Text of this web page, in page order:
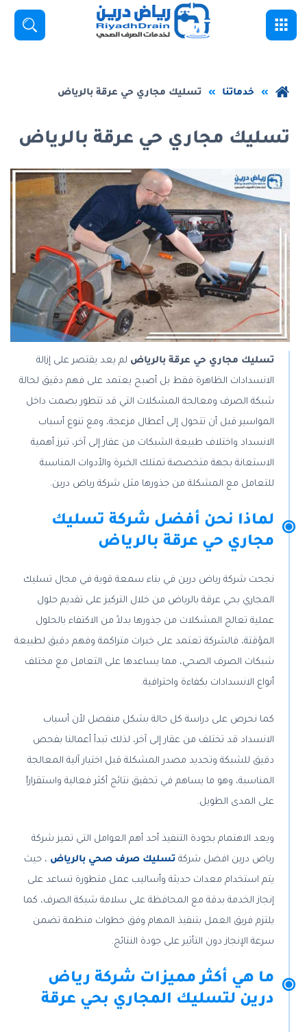
تخطي
الصفحة
الرئيسية
خدماتنا تسليك مجاري حي عرقة بالرياض
تسليك مجاري حي عرقة بالرياض
تسليك مجاري حي عرقة بالرياض لم يعد يقتصر على إزالة
الانسدادات الظاهرة فقط بل أصبح يعتمد على فهم دقيق لحالة
شبكة الصرف ومعالجة المشكلات التي قد تتطور بصمت داخل
المواسير قبل أن تتحول إلى أعطال مزعجة، ومع تنوع أسباب
الانسداد واختلاف طبيعة الشبكات من عقار إلى آخر، تبرز أهمية
الاستعانة بجهة متخصصة تمتلك الخبرة والأدوات المناسبة
للتعامل مع المشكلة من جذورها مثل شركة رياض درين.
لماذا نحن أفضل شركة تسليك
مجاري حي عرقة بالرياض
نجحت شركة رياض درين في بناء سمعة قوية في مجال تسليك
المجاري بحي عرقة بالرياض من خلال التركيز على تقديم حلول
عملية تعالج المشكلات من جذورها بدلاً من الاكتفاء بالحلول
المؤقتة، فالشركة تعتمد على خبرات متراكمة وفهم دقيق لطبيعة
شبكات الصرف الصحي، مما يساعدها على التعامل مع مختلف
أنواع الانسدادات بكفاءة واحترافية.
كما نحرص على دراسة كل حالة بشكل منفصل لأن أسباب
الانسداد قد تختلف من عقار إلى آخر، لذلك تبدأ أعمالنا بفحص
دقيق للشبكة وتحديد مصدر المشكلة قبل اختيار آلية المعالجة
المناسبة، وهو ما يساهم في تحقيق نتائج أكثر فعالية واستقراراً
على المدى الطويل.
ويعد الاهتمام بجودة التنفيذ أحد أهم العوامل التي تميز شركة
رياض درين افضل شركةتسليك صرف صحي بالرياض ، حيث
يتم استخدام معدات حديثة وأساليب عمل متطورة تساعد على
إنجاز الخدمة بدقة مع المحافظة على سلامة شبكة الصرف، كما
يلتزم فريق العمل بتنفيذ المهام وفق خطوات منظمة تضمن
سرعة الإنجاز دون التأثير على جودة النتائج.
ما هي أكثر مميزات شركة رياض
درين لتسليك المجاري بحي عرقة